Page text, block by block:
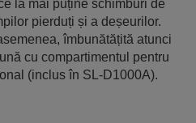
la mai puține schimburi de
pierduți și a deșeurilor.
îmbunătățită atunci
cu compartimentul pentru
(inclus în SL-D1000A).